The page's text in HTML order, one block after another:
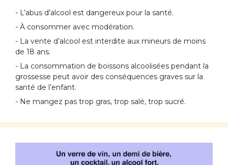
- L’abus d’alcool est dangereux pour la santé.
- À consommer avec modération.
- La vente d’alcool est interdite aux mineurs de moins
de 18 ans.
- La consommation de boissons alcoolisées pendant la
grossesse peut avoir des conséquences graves sur la
santé de l’enfant.
- Ne mangez pas trop gras, trop salé, trop sucré.